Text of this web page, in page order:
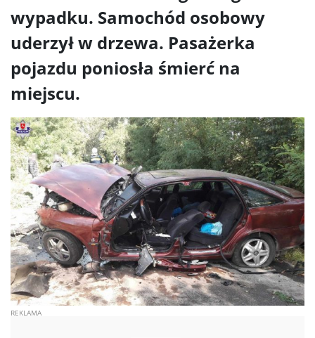
wypadku. Samochód osobowy
uderzył w drzewa. Pasażerka
pojazdu poniosła śmierć na
miejscu.